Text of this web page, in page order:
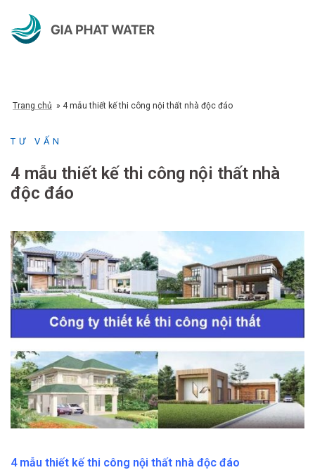
Trang chủ » 4 mẫu thiết kế thi công nội thất nhà độc đáo
TƯ VẤN
4 mẫu thiết kế thi công nội thất nhà
độc đáo
4 mẫu thiết kế thi công nội thất nhà độc đáo